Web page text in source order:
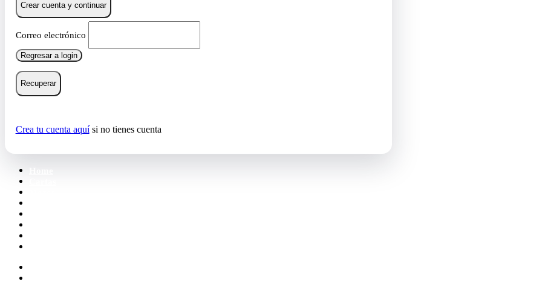
Crear cuenta y continuar
Correo electrónico
Regresar a login
Recuperar
Crea tu cuenta aquísi no tienes cuenta